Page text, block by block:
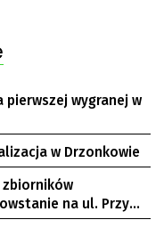
pierwszej wygranej w
w Drzonkowie
zbiorników
na ul. Przy